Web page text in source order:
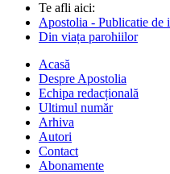
Te afli aici:
Apostolia - Publicatie de
Din viața parohiilor
Acasă
Despre Apostolia
Echipa redacțională
Ultimul număr
Arhiva
Autori
Contact
Abonamente